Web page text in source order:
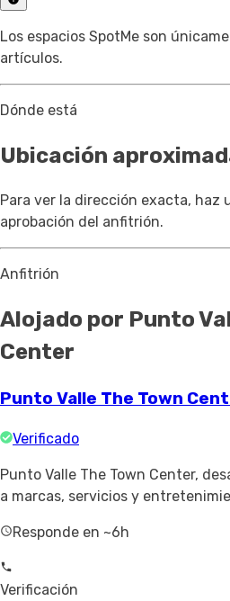
Los espacios SpotMe son
artículos.
Dónde está
Ubicación
Para ver la dirección exacta, haz
aprobación del anfitrión.
Anfitrión
Alojado por Punto
Center
Punto Valle The Town
Verificado
Punto Valle The Town Center,
a marcas, servicios y
Responde en ~6h
Verificación